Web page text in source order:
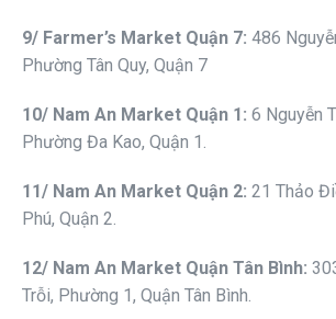
9/ Farmer’s Market Quận 7: 486
Phường Tân Quy, Quận 7
10/ Nam An Market Quận 1: 6 Nguyễn
Phường Đa Kao, Quận 1.
11/ Nam An Market Quận 2: 21 Thảo
Phú, Quận 2.
12/ Nam An Market Quận Tân Bình:
Trỗi, Phường 1, Quận Tân Bình.